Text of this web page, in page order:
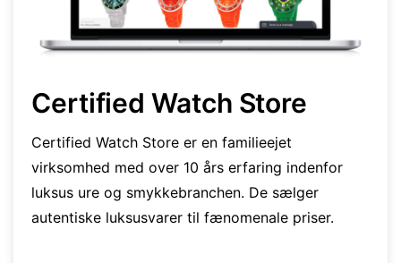
Certified Watch Store
Certified Watch Store er en familieejet
virksomhed med over 10 års erfaring indenfor
luksus ure og smykkebranchen. De sælger
autentiske luksusvarer til fænomenale priser.